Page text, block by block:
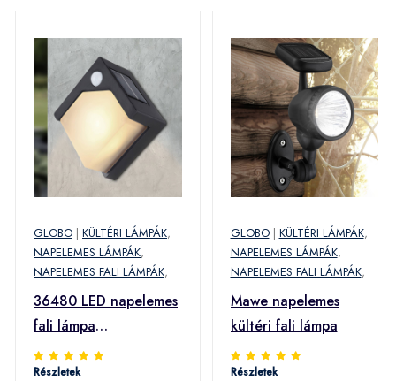
GLOBO | KÜLTÉRI LÁMPÁK,
NAPELEMES LÁMPÁK,
NAPELEMES FALI LÁMPÁK,
36480 LED napelemes
fali lámpa
mozgásérzékelővel
Részletek
GLOBO| KÜLTÉRI LÁMPÁK,
NAPELEMES LÁMPÁK,
NAPELEMES FALI LÁMPÁK,
Mawe napelemes
kültéri fali lámpa
Részletek